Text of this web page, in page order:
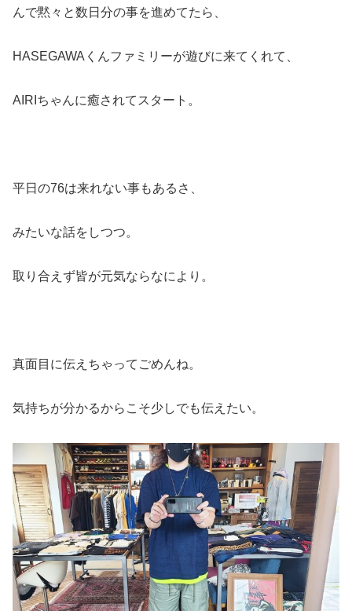
んで黙々と数日分の事を進めてたら、
HASEGAWAくんファミリーが遊びに来てくれて、
AIRIちゃんに癒されてスタート。
平日の76は来れない事もあるさ、
みたいな話をしつつ。
取り合えず皆が元気ならなにより。
真面目に伝えちゃってごめんね。
気持ちが分かるからこそ少しでも伝えたい。